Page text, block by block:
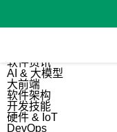
软件资讯
AI & 大模型
大前端
软件架构
开发技能
硬件 & IoT
DevOps